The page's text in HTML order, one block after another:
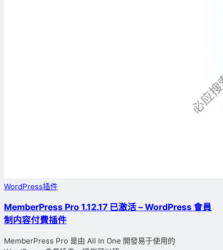
WordPress插件
MemberPress Pro 1.12.17 已激活 – WordPress 會員
制内容付費插件
MemberPress Pro 是由 All In One 開發易于使用的